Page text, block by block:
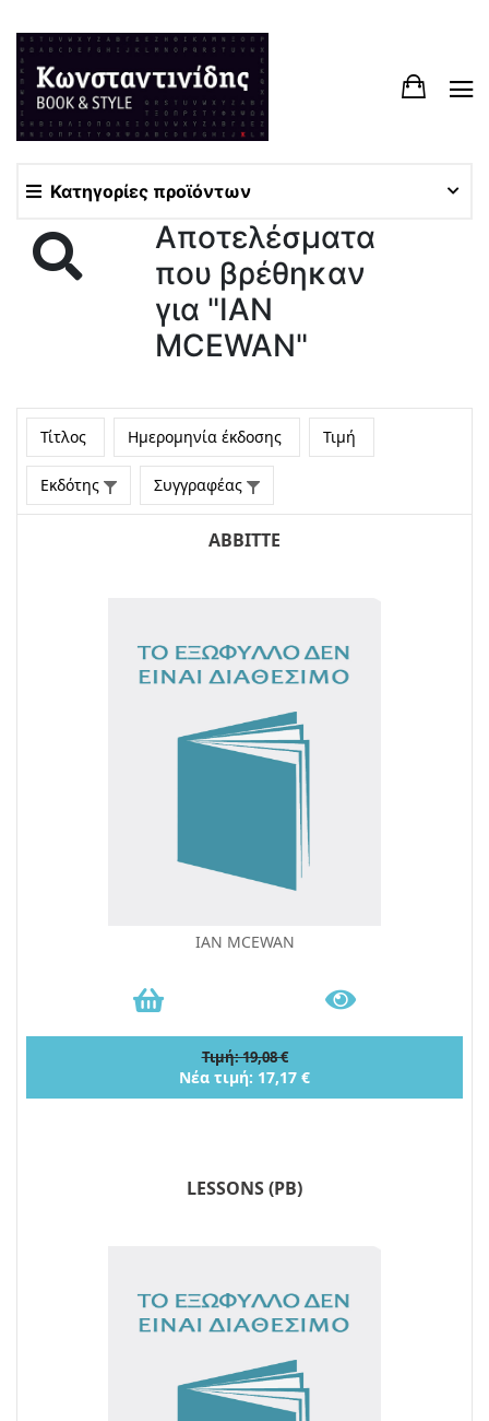
Κατηγορίες προϊόντων
Αποτελέσματα
που βρέθηκαν
για "IAN
MCEWAN"
Τίτλος Ημερομηνία έκδοσης Τιμή
Εκδότης Συγγραφέας
ΑΒΒΙΤΤΕ
IAN MCEWAN
Τιμή: 19,08 €
Νέα τιμή: 17,17 €
LESSONS (PB)